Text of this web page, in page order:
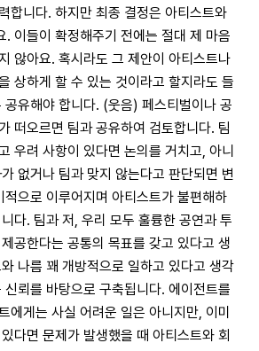
합니다. 하지만 최종 결정은 아티스트와
. 이들이 확정해주기 전에는 절대 제 마음
않아요. 혹시라도 그 제안이 아티스트나
상하게 할 수 있는 것이라고 할지라도 들
공유해야 합니다. (웃음) 페스티벌이나 공
떠오르면 팀과 공유하여 검토합니다. 팀
우려 사항이 있다면 논의를 거치고, 아니
없거나 팀과 맞지 않는다고 판단되면 변
적으로 이루어지며 아티스트가 불편해하
다. 팀과 저, 우리 모두 훌륭한 공연과 투
공한다는 공통의 목표를 갖고 있다고 생
나름 꽤 개방적으로 일하고 있다고 생각
뢰를 바탕으로 구축됩니다. 에이전트를
에게는 사실 어려운 일은 아니지만, 이미
다면 문제가 발생했을 때 아티스트와 회